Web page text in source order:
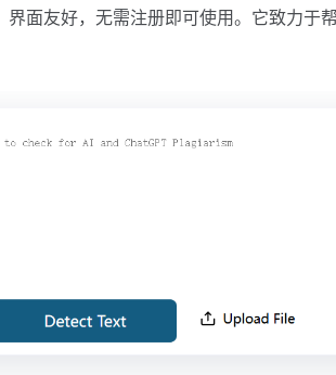
面友好，无需注册即可使用。它致力于